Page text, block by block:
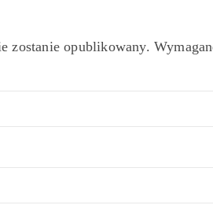
zostanie opublikowany.